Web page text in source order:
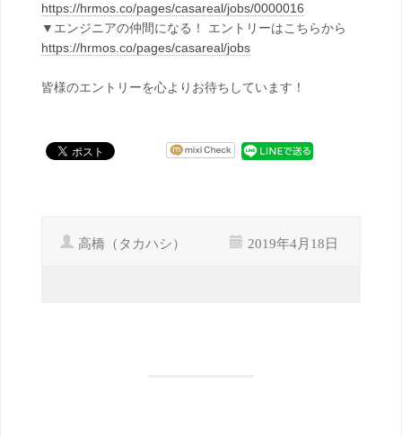
https://hrmos.co/pages/casareal/jobs/0000016
▼エンジニアの仲間になる！ エントリーはこちらから
https://hrmos.co/pages/casareal/jobs
皆様のエントリーを心よりお待ちしています！
高橋（タカハシ） 2019年4月18日